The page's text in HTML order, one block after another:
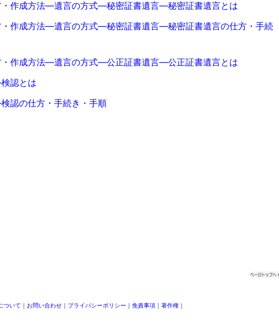
・作成方法―遺言の方式―秘密証書遺言―秘密証書遺言とは
・作成方法―遺言の方式―秘密証書遺言―秘密証書遺言の仕方・手続
・作成方法―遺言の方式―公正証書遺言―公正証書遺言とは
認とは
認の仕方・手続き・手順
ついて ｜ お問い合わせ ｜ プライバシーポリシー ｜免責事項 ｜著作権 ｜